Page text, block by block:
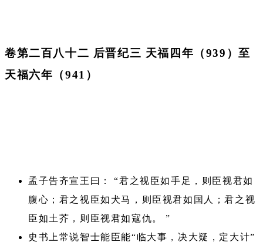
卷第二百八十二 后晋纪三 天福四年（939）至
天福六年（941）
孟子告齐宣王曰： “君之视臣如手足，则臣视君如
腹心；君之视臣如犬马，则臣视君如国人；君之视
臣如土芥，则臣视君如寇仇。 ”
史书上常说智士能臣能“临大事，决大疑，定大计”